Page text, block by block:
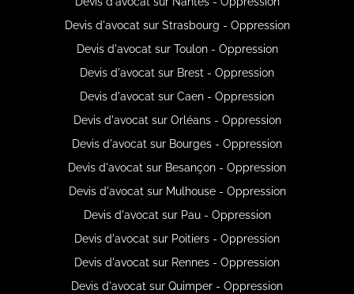
Devis d'avocat sur Strasbourg - Oppression
Devis d'avocat sur Toulon - Oppression
Devis d'avocat sur Brest - Oppression
Devis d'avocat sur Caen - Oppression
Devis d'avocat sur Orléans - Oppression
Devis d'avocat sur Bourges - Oppression
Devis d'avocat sur Besançon - Oppression
Devis d'avocat sur Mulhouse - Oppression
Devis d'avocat sur Pau - Oppression
Devis d'avocat sur Poitiers - Oppression
Devis d'avocat sur Rennes - Oppression
Devis d'avocat sur Quimper - Oppression